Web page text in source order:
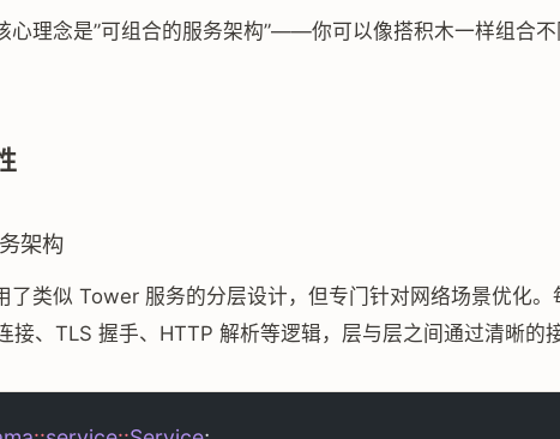
心理念是”可组合的服务架构”——你可以像搭积木一样组合
架构
了类似 Tower 服务的分层设计，但专门针对网络场景优化。
接、TLS 握手、HTTP 解析等逻辑，层与层之间通过清晰的